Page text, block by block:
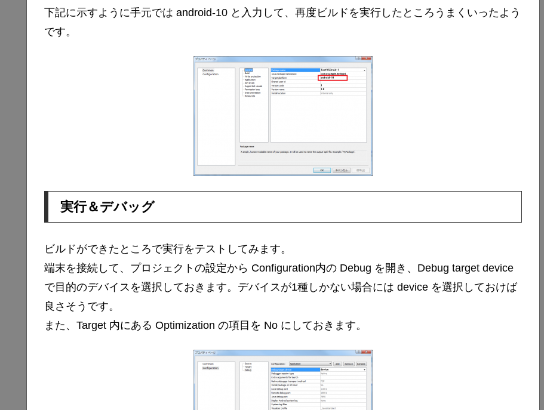
下記に示すように手元では android-10 と入力して、再度ビルドを実行したところうまくいったよう
です。
実行＆デバッグ
ビルドができたところで実行をテストしてみます。
端末を接続して、プロジェクトの設定から Configuration内の Debug を開き、Debug target device
で目的のデバイスを選択しておきます。デバイスが1種しかない場合には device を選択しておけば
良さそうです。
また、Target 内にある Optimization の項目を No にしておきます。